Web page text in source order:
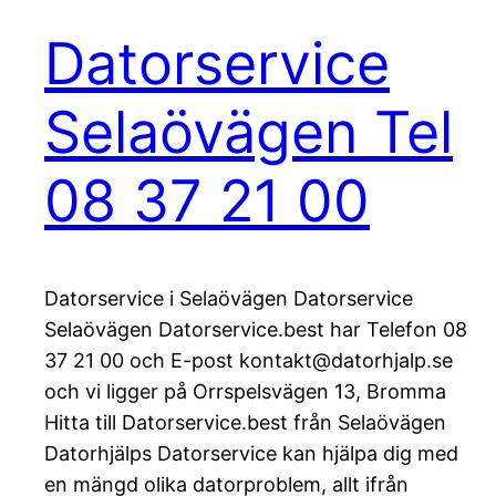
Datorservice
Selaövägen Tel
08 37 21 00
Datorservice i Selaövägen Datorservice
Selaövägen Datorservice.best har Telefon 08
37 21 00 och E-post kontakt@datorhjalp.se
och vi ligger på Orrspelsvägen 13, Bromma
Hitta till Datorservice.best från Selaövägen
Datorhjälps Datorservice kan hjälpa dig med
en mängd olika datorproblem, allt ifrån